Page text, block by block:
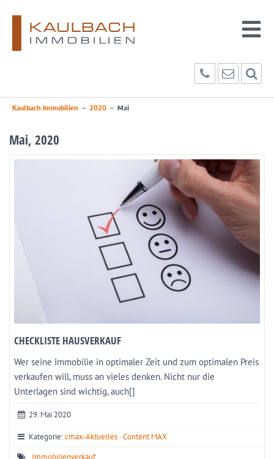
Kaulbach Immobilien – 2020 – Mai
Mai, 2020
CHECKLISTE HAUSVERKAUF
Wer seine Immobilie in optimaler Zeit und zum optimalen Preis
verkaufen will, muss an vieles denken. Nicht nur die
Unterlagen sind wichtig, auch[]
29. Mai 2020
Kategorie:cmax-Aktuelles ·Content MAX
Immobilienverkauf